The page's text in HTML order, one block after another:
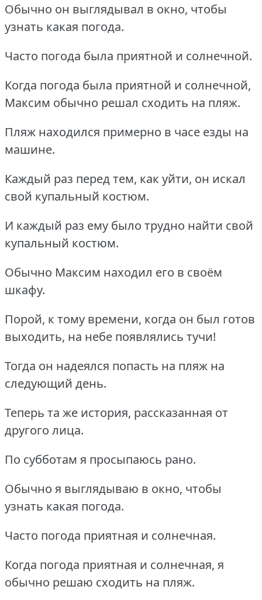
Обычно он выглядывал в окно, чтобы
узнать какая погода.
Часто погода была приятной и солнечной.
Когда погода была приятной и солнечной,
Максим обычно решал сходить на пляж.
Пляж находился примерно в часе езды на
машине.
Каждый раз перед тем, как уйти, он искал
свой купальный костюм.
И каждый раз ему было трудно найти свой
купальный костюм.
Обычно Максим находил его в своём
шкафу.
Порой, к тому времени, когда он был готов
выходить, на небе появлялись тучи!
Тогда он надеялся попасть на пляж на
следующий день.
Теперь та же история, рассказанная от
другого лица.
По субботам я просыпаюсь рано.
Обычно я выглядываю в окно, чтобы
узнать какая погода.
Часто погода приятная и солнечная.
Когда погода приятная и солнечная, я
обычно решаю сходить на пляж.